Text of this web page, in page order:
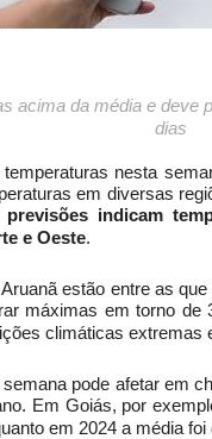
acima da média e
dias
nesta
em diversas
previsões indicam
e Oeste.
estão entre as
máximas em torno
climáticas extremas
pode afetar em
Em Goiás, por
em 2024 a média